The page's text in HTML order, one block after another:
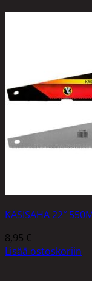
KÄSISAHA 22″
8,95 €
Lisää ostoskoriin